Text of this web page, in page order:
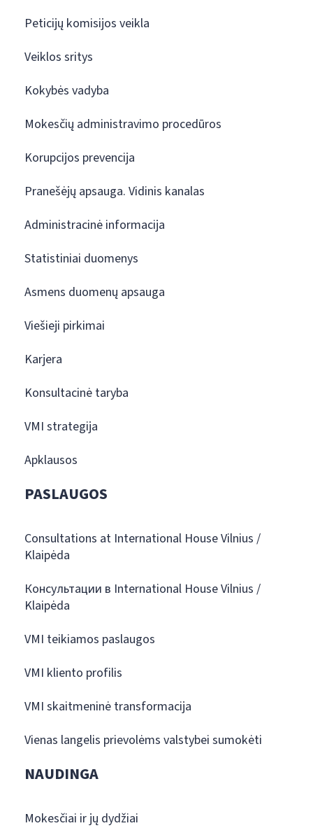
Peticijų komisijos veikla
Veiklos sritys
Kokybės vadyba
Mokesčių administravimo procedūros
Korupcijos prevencija
Pranešėjų apsauga. Vidinis kanalas
Administracinė informacija
Statistiniai duomenys
Asmens duomenų apsauga
Viešieji pirkimai
Karjera
Konsultacinė taryba
VMI strategija
Apklausos
PASLAUGOS
Consultations at International House Vilnius /
Klaipėda
Консультации в International House Vilnius /
Klaipėda
VMI teikiamos paslaugos
VMI kliento profilis
VMI skaitmeninė transformacija
Vienas langelis prievolėms valstybei sumokėti
NAUDINGA
Mokesčiai ir jų dydžiai